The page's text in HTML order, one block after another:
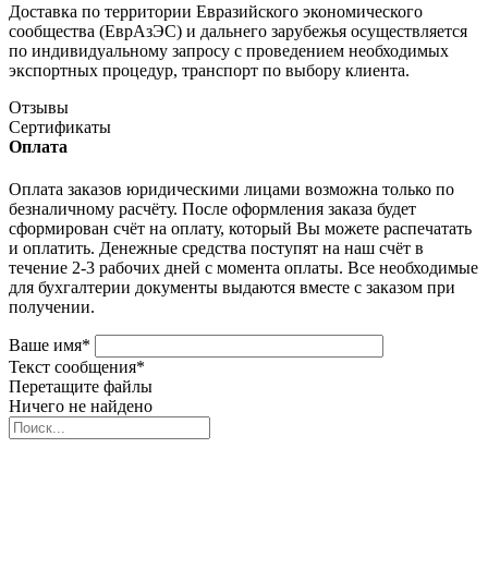
Доставка по территории Евразийского экономического
сообщества (ЕврАзЭС) и дальнего зарубежья осуществляется
по индивидуальному запросу с проведением необходимых
экспортных процедур, транспорт по выбору клиента.
Отзывы
Сертификаты
Оплата
Оплата заказов юридическими лицами возможна только по
безналичному расчёту. После оформления заказа будет
сформирован счёт на оплату, который Вы можете распечатать
и оплатить. Денежные средства поступят на наш счёт в
течение 2-3 рабочих дней с момента оплаты. Все необходимые
для бухгалтерии документы выдаются вместе с заказом при
получении.
Ваше имя*
Текст сообщения*
Перетащите файлы
Ничего не найдено